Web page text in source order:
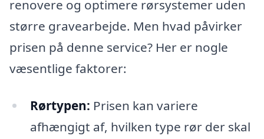
renovere og optimere rørsystemer uden
større gravearbejde. Men hvad påvirker
prisen på denne service? Her er nogle
væsentlige faktorer:
Rørtypen: Prisen kan variere
afhængigt af, hvilken type rør der skal